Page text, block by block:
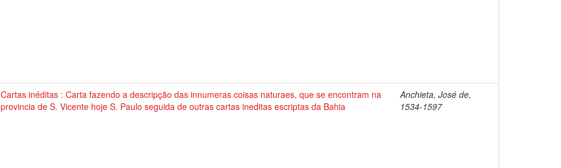
Cartas inéditas : Carta fazendo a descripção das innumeras coisas naturaes, que se encontram na
provincia de S. Vicente hoje S. Paulo seguida de outras cartas ineditas escriptas da Bahia
Anchieta, José de,
1534-1597